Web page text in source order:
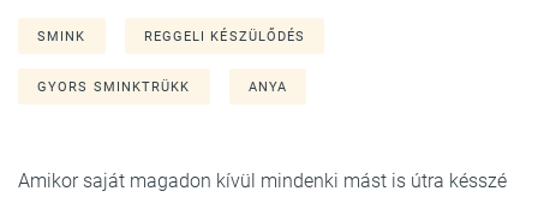
SMINK REGGELI KÉSZÜLŐDÉS
GYORS SMINKTRÜKK ANYA
Amikor saját magadon kívül mindenki mást is útra késszé